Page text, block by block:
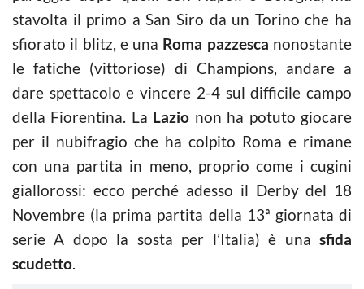
stavolta il primo a San Siro da un Torino che ha
sfiorato il blitz, e una Roma pazzesca nonostante
le fatiche (vittoriose) di Champions, andare a
dare spettacolo e vincere 2-4 sul difficile campo
della Fiorentina. La Lazio non ha potuto giocare
per il nubifragio che ha colpito Roma e rimane
con una partita in meno, proprio come i cugini
giallorossi: ecco perché adesso il Derby del 18
Novembre (la prima partita della 13ª giornata di
serie A dopo la sosta per l’Italia) è una sfida
scudetto.